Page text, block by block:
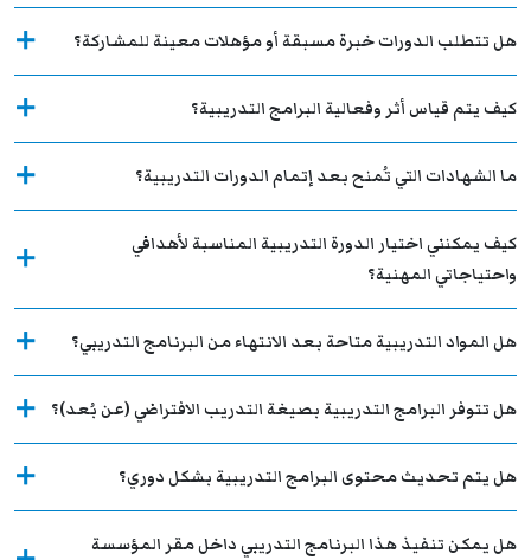
هل تتطلب الدورات خبرة مسبقة أو مؤهلات معينة للمشاركة؟
كيف يتم قياس أثر وفعالية البرامج التدريبية؟
ما الشهادات التي تُمنح بعد إتمام الدورات التدريبية؟
كيف يمكنني اختيار الدورة التدريبية المناسبة لأهدافي
واحتياجاتي المهنية؟
هل المواد التدريبية متاحة بعد الانتهاء من البرنامج التدريبي؟
هل تتوفر البرامج التدريبية بصيغة التدريب الافتراضي (عن بُعد)؟
هل يتم تحديث محتوى البرامج التدريبية بشكل دوري؟
هل يمكن تنفيذ هذا البرنامج التدريبي داخل مقر المؤسسة